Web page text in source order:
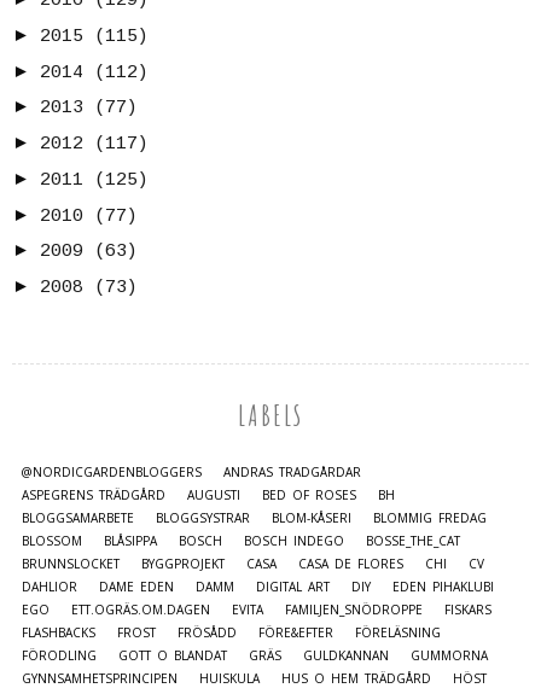
► 2015
(115)
► 2014
(112)
► 2013
(77)
► 2012
(117)
► 2011
(125)
► 2010
(77)
► 2009
(63)
► 2008 (73)
LABELS
@NORDICGARDENBLOGGERS
ANDRAS TRÄDGÅRDAR
ASPEGRENS TRÄDGÅRD
AUGUSTI BED OF ROSES
BH
BLOGGSAMARBETE
BLOGGSYSTRAR BLOM-KÅSERI
BLOMMIG FREDAG
BLOSSOM
BLÅSIPPA BOSCH BOSCH INDEGO
BOSSE_THE_CAT
BRUNNSLOCKET
BYGGPROJEKT CASA CASA DE FLORES CHI
CV
DAHLIOR
DAME EDEN DAMM DIGITAL ART DIY
EDEN PIHAKLUBI
EGO
ETT.OGRÄS.OM.DAGEN EVITA FAMILJEN_SNÖDROPPE
FISKARS
FLASHBACKS
FROST FRÖSÅDD FÖRE&EFTER
FÖRELÄSNING
FÖRODLING
GOTT O BLANDAT GRÄS GULDKANNAN
GUMMORNA
GYNNSAMHETSPRINCIPEN
HUISKULA HUS O HEM TRÄDGÅRD
HÖST